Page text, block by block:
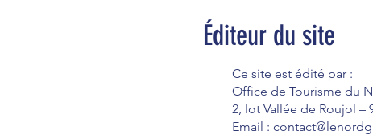
Éditeur du site
Ce site est édité par :
Office de Tourisme du
2, lot Vallée de Roujol –
Email :